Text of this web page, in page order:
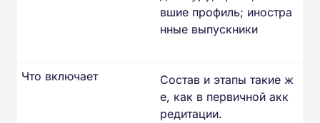
вшие профиль; иностра
нные выпускники
Состав и этапы такие ж
е, как в первичной акк
редитации.
Что включает